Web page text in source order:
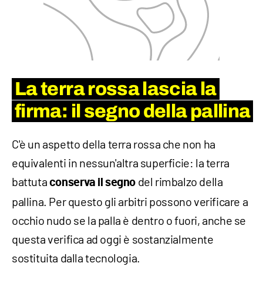
La terra rossa lascia la
firma: il segno della pallina
C'è un aspetto della terra rossa che non ha
equivalenti in nessun'altra superficie: la terra
battuta conserva il segno del rimbalzo della
pallina. Per questo gli arbitri possono verificare a
occhio nudo se la palla è dentro o fuori, anche se
questa verifica ad oggi è sostanzialmente
sostituita dalla tecnologia.